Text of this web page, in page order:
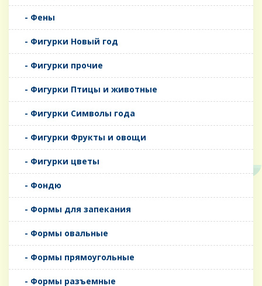
- Фены
- Фигурки Новый год
- Фигурки прочие
- Фигурки Птицы и животные
- Фигурки Символы года
- Фигурки Фрукты и овощи
- Фигурки цветы
- Фондю
- Формы для запекания
- Формы овальные
- Формы прямоугольные
- Формы разъемные